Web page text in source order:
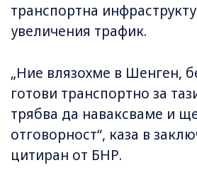
транспортна
увеличения трафик.
„Ние влязохме в Шенген,
готови транспортно за
трябва да наваксваме и
отговорност“, каза в
цитиран от БНР.